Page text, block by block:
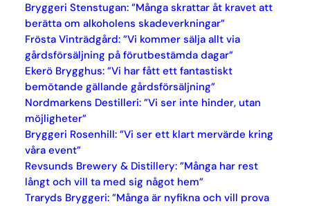
Bryggeri Stenstugan: ”Många skrattar åt kravet att
berätta om alkoholens skadeverkningar”
Frösta Vinträdgård: ”Vi kommer sälja allt via
gårdsförsäljning på förutbestämda dagar”
Ekerö Brygghus: ”Vi har fått ett fantastiskt
bemötande gällande gårdsförsäljning”
Nordmarkens Destilleri: ”Vi ser inte hinder, utan
möjligheter”
Bryggeri Rosenhill: ”Vi ser ett klart mervärde kring
våra event”
Revsunds Brewery & Distillery: ”Många har rest
långt och vill ta med sig något hem”
Traryds Bryggeri: ”Många är nyfikna och vill prova